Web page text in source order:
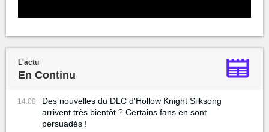
L'actu
En Continu
14:00
Des nouvelles du DLC d'Hollow Knight Silksong
arrivent très bientôt ? Certains fans en sont
persuadés !